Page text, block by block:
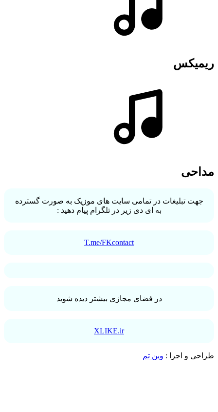
ریمیکس
مداحی
جهت تبلیغات در تمامی سایت های موزیک به صورت گسترده
به ای دی زیر در تلگرام پیام دهید :
T.me/FKcontact
در فضای مجازی بیشتر دیده شوید
XLIKE.ir
طراحی و اجرا : وین تم